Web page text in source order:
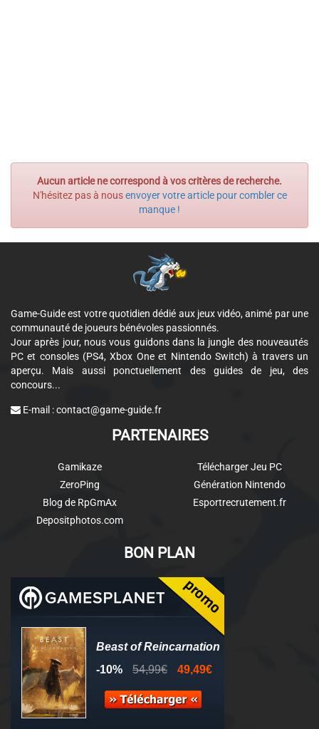
Aucun article ne correspond à vos critères de recherche.
N'hésitez pas à nousenvoyer votre article pour combler ce
manque !
Game-Guide est votre quotidien dédié aux jeux vidéo, animé par une
communauté de joueurs bénévoles passionnés.
Jour après jour, nous vous guidons dans la jungle des nouveautés
PC et consoles (PS4, Xbox One et Nintendo Switch) à travers un
aperçu. Mais aussi ponctuellement des guides de jeu, des
concours...
E-mail :contact@game-guide.fr
PARTENAIRES
Gamikaze
ZeroPing
Blog de RpGmAx
Depositphotos.com
Télécharger Jeu PC
Génération Nintendo
Esportrecrutement.fr
BON PLAN